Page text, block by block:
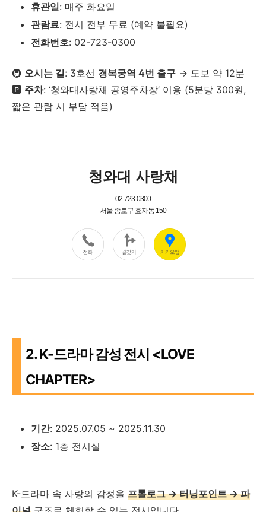
휴관일: 매주 화요일
관람료: 전시 전부 무료 (예약 불필요)
전화번호: 02-723-0300
🚇 오시는 길: 3호선 경복궁역 4번 출구 → 도보 약 12분
🅿️ 주차: ‘청와대사랑채 공영주차장’ 이용 (5분당 300원,
짧은 관람 시 부담 적음)
2. K-드라마 감성 전시 <LOVE
CHAPTER>
기간: 2025.07.05 ~ 2025.11.30
장소: 1층 전시실
K-드라마 속 사랑의 감정을 프롤로그 → 터닝포인트 → 파